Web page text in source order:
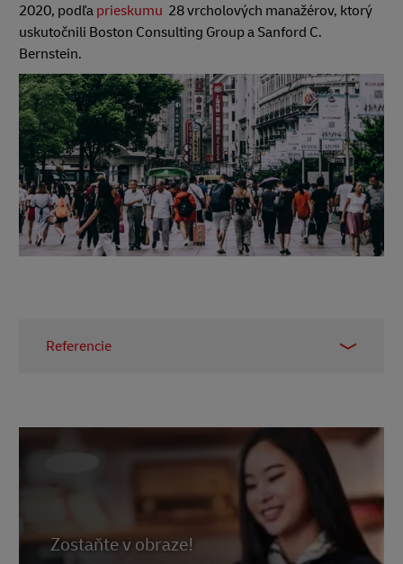
2020, podľa prieskumu 28 vrcholových manažérov, ktorý
uskutočnili Boston Consulting Group a Sanford C.
Bernstein.
Referencie
Zostaňte v obraze!